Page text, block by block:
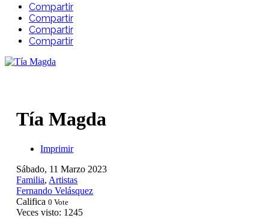
Compartir
Compartir
Compartir
Compartir
Tía Magda
Imprimir
Sábado, 11 Marzo 2023
Familia, Artistas
Fernando Velásquez
Califica 0 Vote
Veces visto: 1245